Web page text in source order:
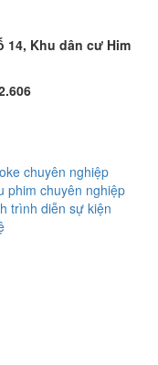
14, Khu dân cư Him
chuyên nghiệp
phim chuyên nghiệp
trình diễn sự kiện